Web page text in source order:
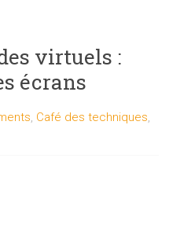
virtuels :
écrans
, Café des techniques,